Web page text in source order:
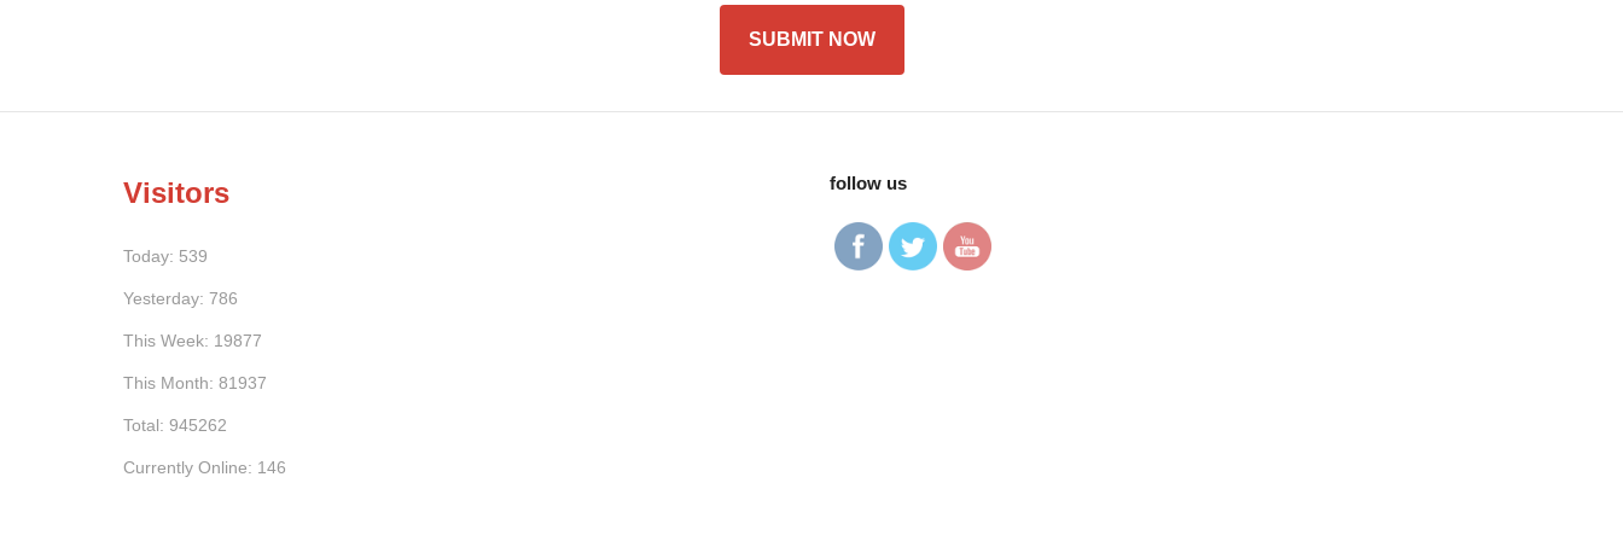
Visitors
Today: 539
Yesterday: 786
This Week: 19877
This Month: 81937
Total: 945262
Currently Online: 146
follow us